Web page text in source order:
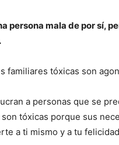
persona mala de por sí,
familiares tóxicas son
a personas que se
tóxicas porque sus
a ti mismo y a tu